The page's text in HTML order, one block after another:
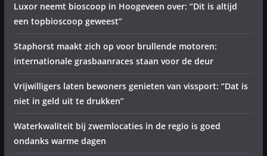
Luxor neemt bioscoop in Hoogeveen over: “Dit is altijd
een topbioscoop geweest”
Staphorst maakt zich op voor brullende motoren:
internationale grasbaanraces staan voor de deur
Vrijwilligers laten bewoners genieten van vissport: “Dat is
niet in geld uit te drukken”
Waterkwaliteit bij zwemlocaties in de regio is goed
ondanks warme dagen